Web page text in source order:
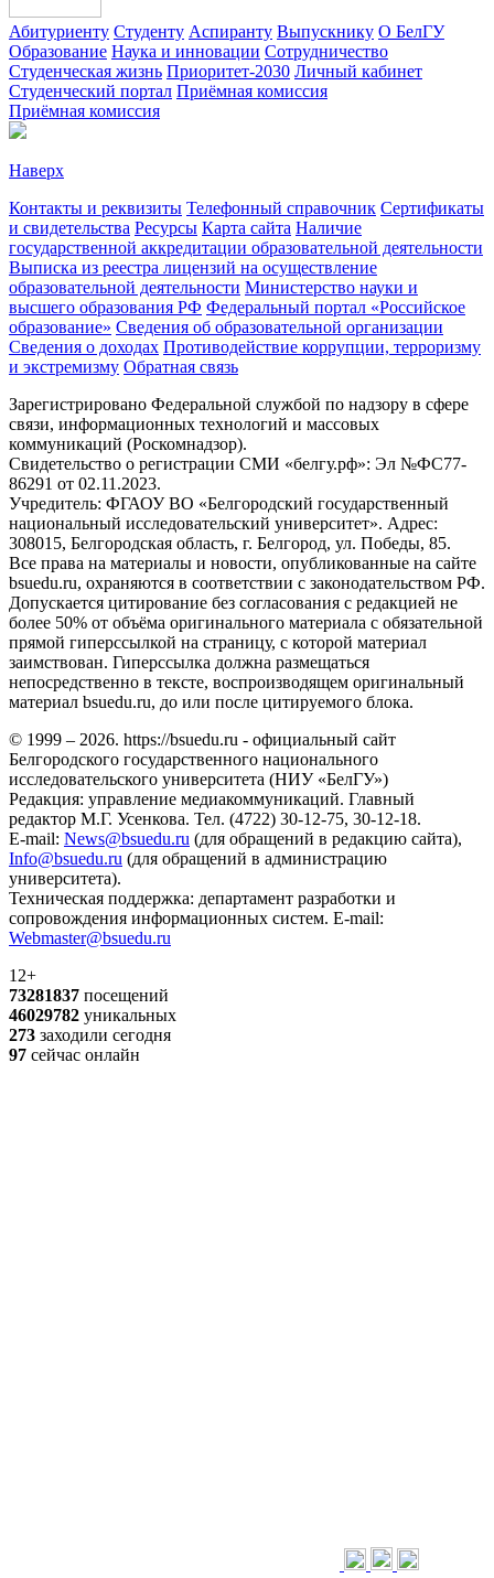
Абитуриенту Студенту Аспиранту Выпускнику О БелГУ
Образование Наука и инновации Сотрудничество
Студенческая жизнь Приоритет-2030 Личный кабинет
Студенческий портал Приёмная комиссия
Приёмная комиссия
Наверх
Контакты и реквизиты Телефонный справочник Сертификаты
и свидетельства Ресурсы Карта сайта Наличие
государственной аккредитации образовательной деятельности
Выписка из реестра лицензий на осуществление
образовательной деятельности Министерствo науки и
высшего образования РФ Федеральный портал «Российское
образование» Сведения об образовательной организации
Сведения о доходах Противодействие коррупции, терроризму
и экстремизму Обратная связь
Зарегистрировано Федеральной службой по надзору в сфере
связи, информационных технологий и массовых
коммуникаций (Роскомнадзор).
Свидетельство о регистрации СМИ «белгу.рф»: Эл №ФС77-
86291 от 02.11.2023.
Учредитель: ФГАОУ ВО «Белгородский государственный
национальный исследовательский университет». Адрес:
308015, Белгородская область, г. Белгород, ул. Победы, 85.
Все права на материалы и новости, опубликованные на сайте
bsuedu.ru, охраняются в соответствии с законодательством РФ.
Допускается цитирование без согласования с редакцией не
более 50% от объёма оригинального материала с обязательной
прямой гиперссылкой на страницу, с которой материал
заимствован. Гиперссылка должна размещаться
непосредственно в тексте, воспроизводящем оригинальный
материал bsuedu.ru, до или после цитируемого блока.
© 1999 – 2026. https://bsuedu.ru - официальный сайт
Белгородского государственного национального
исследовательского университета (НИУ «БелГУ»)
Редакция: управление медиакоммуникаций. Главный
редактор М.Г. Усенкова. Тел. (4722) 30-12-75, 30-12-18.
E-mail: News@bsuedu.ru (для обращений в редакцию сайта),
Info@bsuedu.ru (для обращений в администрацию
университета).
Техническая поддержка: департамент разработки и
сопровождения информационных систем. E-mail:
Webmaster@bsuedu.ru
12+
73281837 посещений
46029782 уникальных
273 заходили сегодня
97 сейчас онлайн